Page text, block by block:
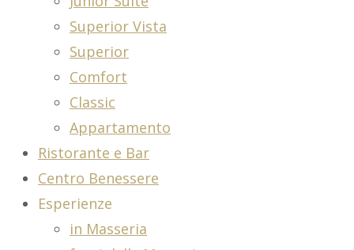
Superior Vista
Superior
Comfort
Classic
Appartamento
Ristorante e Bar
Centro Benessere
Esperienze
in Masseria